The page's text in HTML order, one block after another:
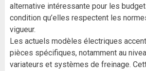
alternative intéressante pour les
condition qu’elles respectent les
vigueur.
Les actuels modèles électriques
pièces spécifiques, notamment au
variateurs et systèmes de freinage.